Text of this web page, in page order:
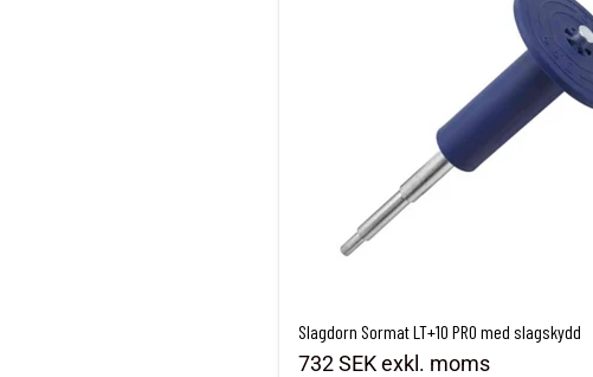
Slagdorn Sormat LT+10 PRO med slagskydd
732 SEKexkl. moms